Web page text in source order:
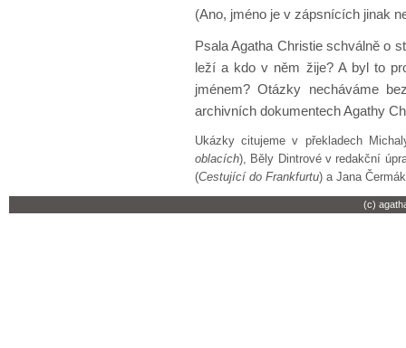
(Ano, jméno je v zápsnících jinak
Psala Agatha Christie schválně o
leží a kdo v něm žije? A byl to
jménem? Otázky necháváme
archivních dokumentech Agathy
Ukázky citujeme v překladech
oblacích), Běly Dintrové v redakční
(Cestující do Frankfurtu) a Jana
(c)